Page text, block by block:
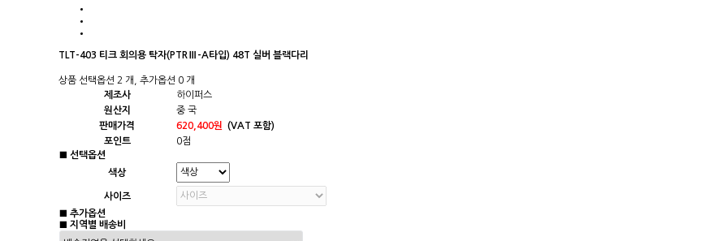
TLT-403 티크 회의용 탁자(PTRⅢ-A타입) 48T 실버 블랙다리
상품 선택옵션 2 개, 추가옵션 0 개
제조사
하이퍼스
원산지
중 국
판매가격
620,400원
(VAT 포함)
포인트
0점
■ 선택옵션
색상
사이즈
■ 추가옵션
■ 지역별 배송비